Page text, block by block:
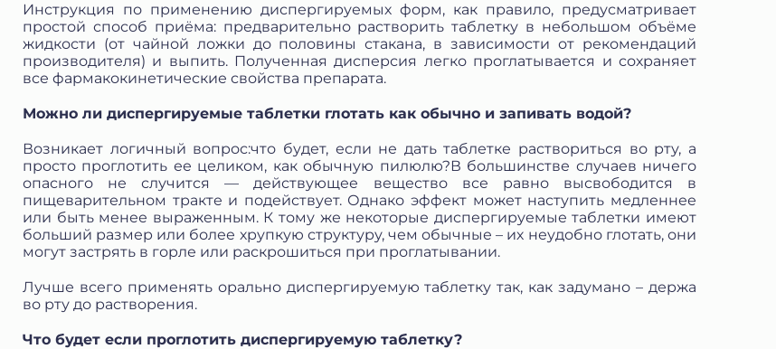
Инструкция по применению диспергируемых форм, как правило, предусматривает
простой способ приёма: предварительно растворить таблетку в небольшом объёме
жидкости (от чайной ложки до половины стакана, в зависимости от рекомендаций
производителя) и выпить. Полученная дисперсия легко проглатывается и сохраняет
все фармакокинетические свойства препарата.
Можно ли диспергируемые таблетки глотать как обычно и запивать водой?
Возникает логичный вопрос:что будет, если не дать таблетке раствориться во рту, а
просто проглотить ее целиком, как обычную пилюлю?В большинстве случаев ничего
опасного не случится — действующее вещество все равно высвободится в
пищеварительном тракте и подействует. Однако эффект может наступить медленнее
или быть менее выраженным. К тому же некоторые диспергируемые таблетки имеют
больший размер или более хрупкую структуру, чем обычные – их неудобно глотать, они
могут застрять в горле или раскрошиться при проглатывании.
Лучше всего применять орально диспергируемую таблетку так, как задумано – держа
во рту до растворения.
Что будет если проглотить диспергируемую таблетку?